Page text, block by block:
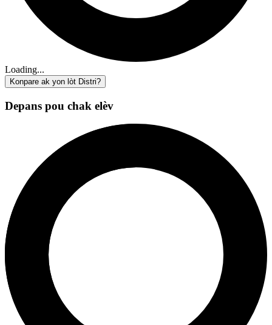
Loading...
Konpare ak yon lòt Distri?
Depans pou chak elèv